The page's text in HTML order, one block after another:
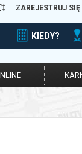
ZAREJESTRUJ SIĘ
KIEDY?